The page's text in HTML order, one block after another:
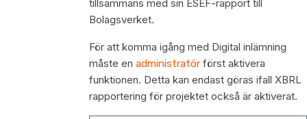
tillsammans med sin ESEF-rapport till
Bolagsverket.
För att komma igång med Digital inlämning
måste en administratör först aktivera
funktionen. Detta kan endast göras ifall XBRL
rapportering för projektet också är aktiverat.